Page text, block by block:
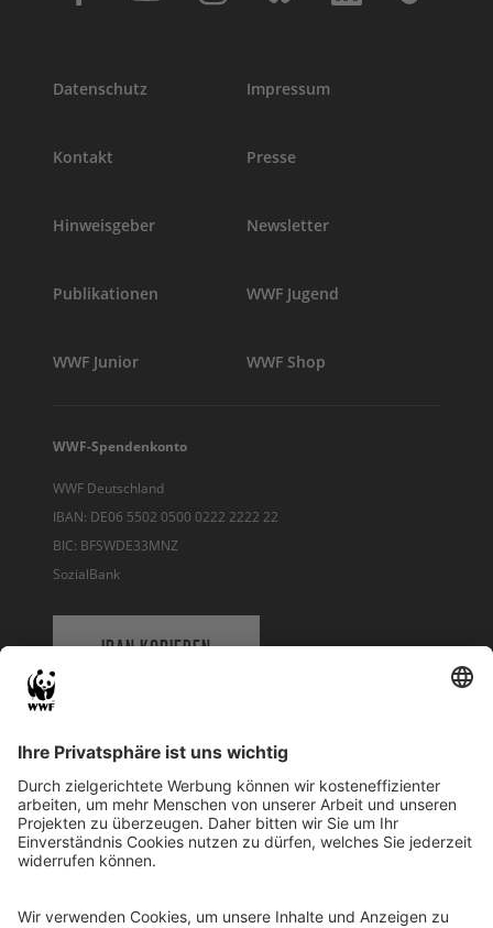
Datenschutz Impressum
Kontakt Presse
Hinweisgeber Newsletter
Publikationen WWF Jugend
WWF Junior WWF Shop
WWF-Spendenkonto
WWF Deutschland
IBAN: DE06 5502 0500 0222 2222 22
BIC: BFSWDE33MNZ
SozialBank
IBAN KOPIEREN
WWF Deutschland
Reinhardtstr. 18
10117 Berlin